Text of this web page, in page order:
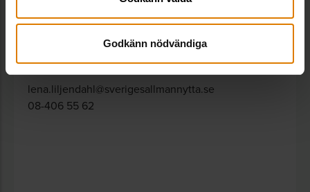
Godkänn nödvändiga
Lena Liljendahl
Expert boendefrågor, Fastighet & Hållbarhet
Lena Liljendahl är expert på boendefrågor.
lena.liljendahl@sverigesallmannytta.se
08-406 55 62